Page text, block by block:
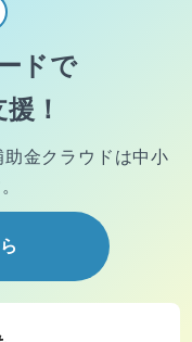
ドで
！
助金クラウドは中小